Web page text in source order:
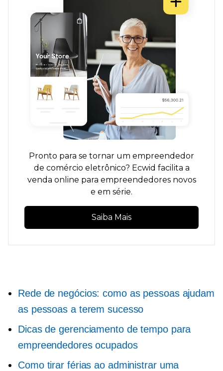
Pronto para se tornar um empreendedor
de comércio eletrônico? Ecwid facilita a
venda online para empreendedores novos
e em série.
Saiba Mais
Rede de negócios: como as pessoas ajudam
as pessoas a terem sucesso
Dicas de gerenciamento de tempo para
empreendedores ocupados
Como tirar férias ao administrar uma